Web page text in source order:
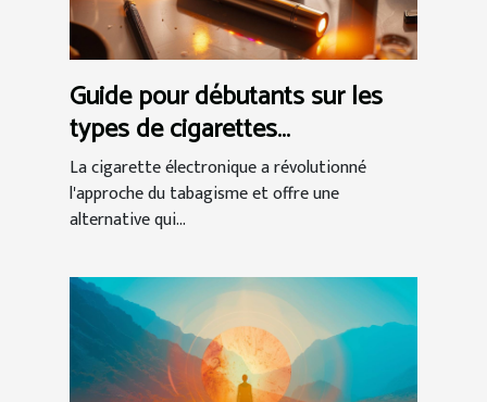
Guide pour débutants sur les
types de cigarettes
électroniques
La cigarette électronique a révolutionné
l'approche du tabagisme et offre une
alternative qui...